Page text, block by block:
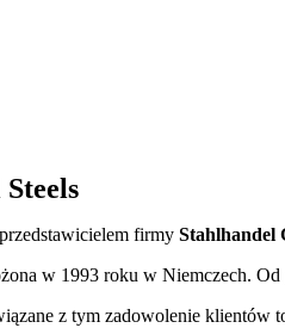
firmy Stahlhandel
w 1993 roku w Niemczech.
z tym zadowolenie klientów